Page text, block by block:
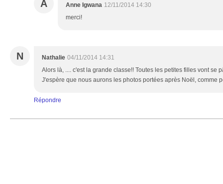
A Anne Igwana 12/11/2014 14:30
merci!
N Nathalie 04/11/2014 14:31
Alors là, .... c'est la grande classe!! Toutes les petites filles vont se
J'espère que nous aurons les photos portées après Noël, comme
Répondre